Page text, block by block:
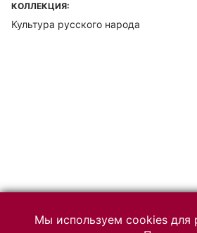
КОЛЛЕКЦИЯ:
Культура русского народа
Мы используем cookies для